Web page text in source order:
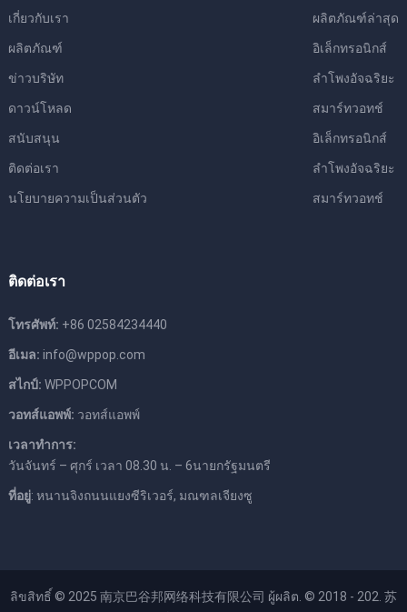
เกี่ยวกับเรา
ผลิตภัณฑ์
ข่าวบริษัท
ดาวน์โหลด
สนับสนุน
ติดต่อเรา
นโยบายความเป็นส่วนตัว
ผลิตภัณฑ์ล่าสุด
อิเล็กทรอนิกส์
ลําโพงอัจฉริยะ
สมาร์ทวอทช์
อิเล็กทรอนิกส์
ลําโพงอัจฉริยะ
สมาร์ทวอทช์
ติดต่อเรา
โทรศัพท์: +86 02584234440
อีเมล: info@wppop.com
สไกป์: WPPOPCOM
วอทส์แอพพ์: วอทส์แอพพ์
เวลาทําการ:
วันจันทร์ – ศุกร์ เวลา 08.30 น. – 6นายกรัฐมนตรี
ที่อยู่: หนานจิงถนนแยงซีริเวอร์, มณฑลเจียงซู
ลิขสิทธิ์ © 2025 南京巴谷邦网络科技有限公司 ผู้ผลิต. © 2018 - 202. 苏